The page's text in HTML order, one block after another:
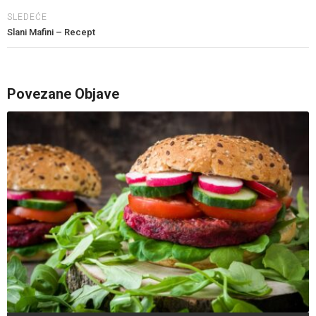
SLEDEĆE
Slani Mafini – Recept
Povezane Objave